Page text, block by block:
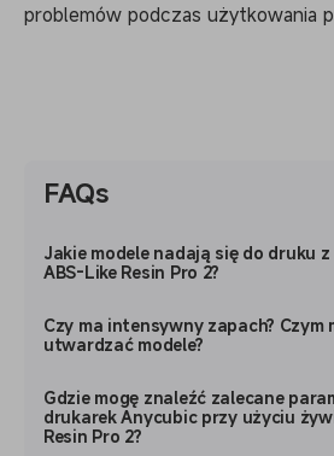
problemów podczas użytkowania
FAQs
Jakie modele nadają się do druku
ABS-Like Resin Pro 2?
Czy ma intensywny zapach? Czym
utwardzać modele?
Gdzie mogę znaleźć zalecane
drukarek Anycubic przy użyciu
Resin Pro 2?